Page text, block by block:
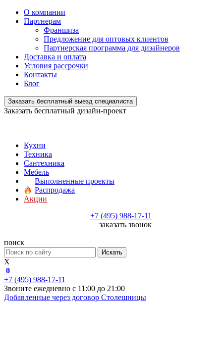
О компании
Партнерам
Франшиза
Предложение для оптовых клиентов
Партнерская программа для дизайнеров
Доставка и оплата
Условия рассрочки
Контакты
Блог
Заказать бесплатный выезд специалиста
Заказать бесплатный дизайн-проект
Кухни
Техника
Сантехника
Мебель
Выполненные проекты
Распродажа
Акции
+7 (495) 988-17-11
заказать звонок
поиск
Искать
X
0
+7 (495) 988-17-11
Звоните ежедневно с 11:00 до 21:00
Добавленные через договор Столешницы